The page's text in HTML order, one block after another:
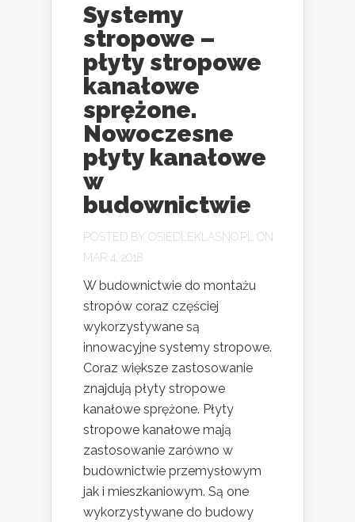
Systemy
stropowe –
płyty stropowe
kanałowe
sprężone.
Nowoczesne
płyty kanałowe
w
budownictwie
POSTED BY OSIEDLEKLASNO.PL ON
MAR 4, 2018
W budownictwie do montażu
stropów coraz częściej
wykorzystywane są
innowacyjne systemy stropowe.
Coraz większe zastosowanie
znajdują płyty stropowe
kanałowe sprężone. Płyty
stropowe kanałowe mają
zastosowanie zarówno w
budownictwie przemysłowym
jak i mieszkaniowym. Są one
wykorzystywane do budowy